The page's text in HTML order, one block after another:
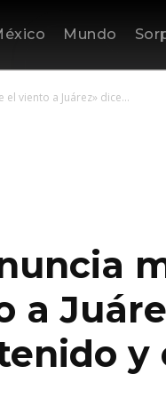
Mundo
el viento a Juárez» dice...
a
y